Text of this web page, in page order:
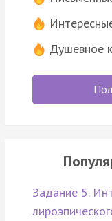
Душевное
Задание 5.